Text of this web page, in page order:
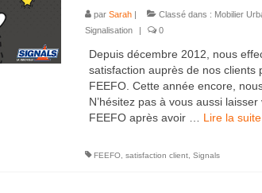
par Sarah| Classé dans : Mobilier
Signalisation
| 0
Depuis décembre 2012, nous
satisfaction auprès de nos clients
FEEFO. Cette année encore,
N’hésitez pas à vous aussi
FEEFO après avoir … Lire la suite­­
FEEFO, satisfaction client, Signals